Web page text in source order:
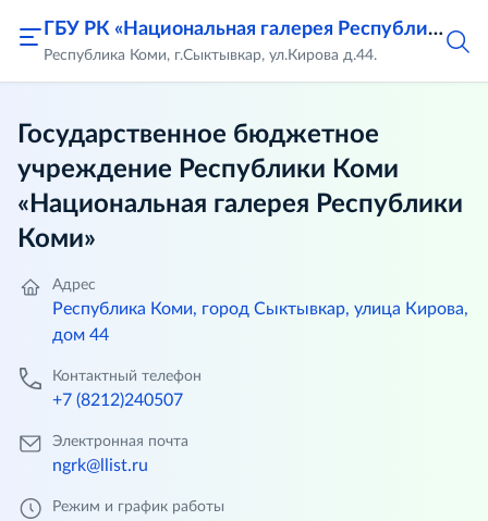
ГБУ РК «Национальная галерея Республики Коми»
Республика Коми, г.Сыктывкар, ул.Кирова д.44.
Государственное бюджетное
учреждение Республики Коми
«Национальная галерея Республики
Коми»
Адрес
Республика Коми, город Сыктывкар, улица Кирова,
дом 44
Контактный телефон
+7 (8212)240507
Электронная почта
ngrk@llist.ru
Режим и график работы